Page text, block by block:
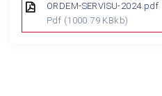
ORDEM-SERVISU-2024.pdf
Pdf (1000.79 KBkb)